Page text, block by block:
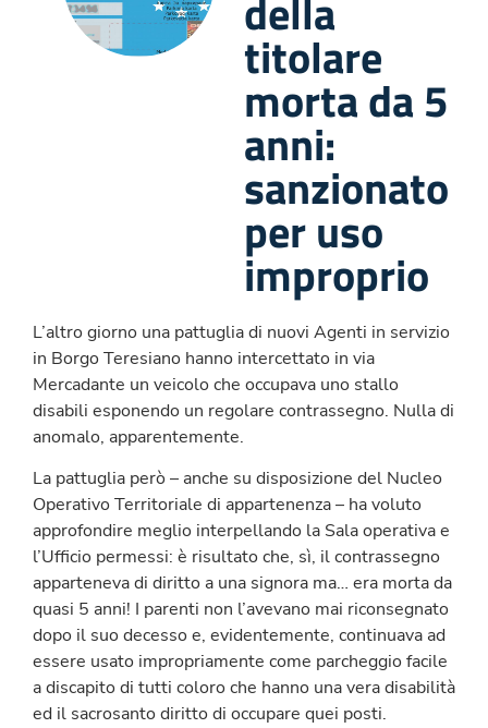
della
titolare
morta da 5
anni:
sanzionato
per uso
improprio
L’altro giorno una pattuglia di nuovi Agenti in servizio
in Borgo Teresiano hanno intercettato in via
Mercadante un veicolo che occupava uno stallo
disabili esponendo un regolare contrassegno. Nulla di
anomalo, apparentemente.
La pattuglia però – anche su disposizione del Nucleo
Operativo Territoriale di appartenenza – ha voluto
approfondire meglio interpellando la Sala operativa e
l’Ufficio permessi: è risultato che, sì, il contrassegno
apparteneva di diritto a una signora ma… era morta da
quasi 5 anni! I parenti non l’avevano mai riconsegnato
dopo il suo decesso e, evidentemente, continuava ad
essere usato impropriamente come parcheggio facile
a discapito di tutti coloro che hanno una vera disabilità
ed il sacrosanto diritto di occupare quei posti.